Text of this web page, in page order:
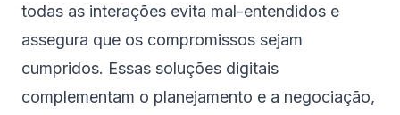
todas as interações evita mal-entendidos e
assegura que os compromissos sejam
cumpridos. Essas soluções digitais
complementam o planejamento e a negociação,